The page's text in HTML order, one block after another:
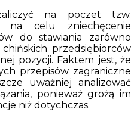
na poczet tzw.
na celu zniechęcenie
do stawiania zarówno
przedsiębiorców
pozycji. Faktem jest, że
przepisów zagraniczne
uważniej analizować
ponieważ grożą im
niż dotychczas.